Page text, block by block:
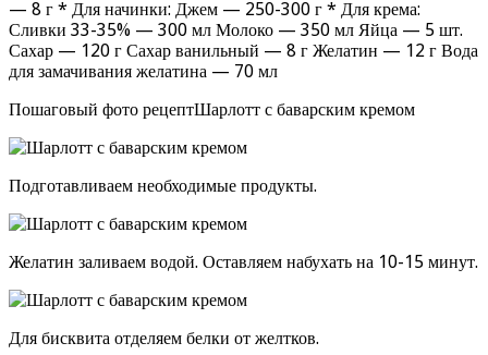
— 8 г * Для начинки: Джем — 250-300 г * Для крема:
Сливки 33-35% — 300 мл Молоко — 350 мл Яйца — 5 шт.
Сахар — 120 г Сахар ванильный — 8 г Желатин — 12 г Вода
для замачивания желатина — 70 мл
Пошаговый фото рецептШарлотт с баварским кремом
Подготавливаем необходимые продукты.
Желатин заливаем водой. Оставляем набухать на 10-15 минут.
Для бисквита отделяем белки от желтков.